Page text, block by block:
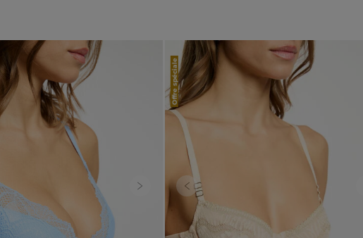
Next
Offre spéciale
Previous